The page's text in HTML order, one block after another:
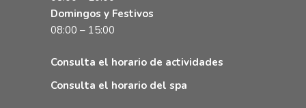
Domingos y Festivos
08:00 – 15:00
Consulta el horario de actividades
Consulta el horario del spa